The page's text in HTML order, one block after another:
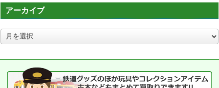
アーカイブ
ア
ー
ブ